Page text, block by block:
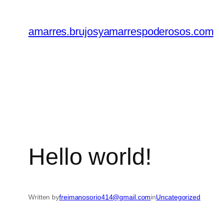
amarres.brujosyamarrespoderosos.com
Hello world!
Written byfreimanosorio414@gmail.cominUncategorized